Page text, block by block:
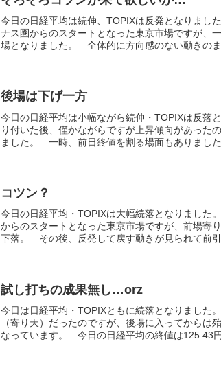
今日の日経平均は続伸、TOPIXは反発となりま
ナス圏からのスタートとなった東京市場ですが、
場となりました。 全体的に方向感のない動きのま
後場は下げ一方
今日の日経平均は小幅ながら続伸・TOPIXは反
り付いた後、僅かながらですが上昇傾向があった
ました。 一時、前日終値を割る場面もありました
コツン？
今日の日経平均・TOPIXは大幅続落となりまし
からのスタートとなった東京市場ですが、前場寄
下落。 その後、反発して戻す動きが見られて前
試し打ちの成果無し…orz
今日は日経平均・TOPIXともに続落となりまし
（寄り天）だったのですが、後場に入ってから
なっています。 今日の日経平均の終値は125.43円